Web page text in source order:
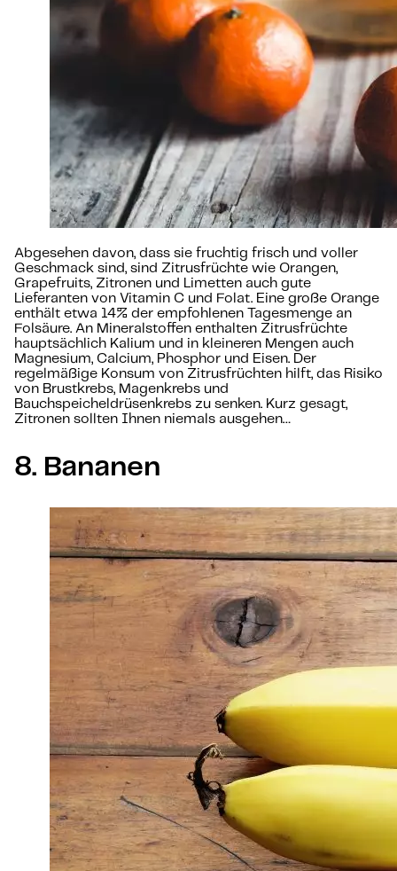
Abgesehen davon, dass sie fruchtig frisch und voller
Geschmack sind, sind Zitrusfrüchte wie Orangen,
Grapefruits, Zitronen und Limetten auch gute
Lieferanten von Vitamin C und Folat. Eine große Orange
enthält etwa 14% der empfohlenen Tagesmenge an
Folsäure. An Mineralstoffen enthalten Zitrusfrüchte
hauptsächlich Kalium und in kleineren Mengen auch
Magnesium, Calcium, Phosphor und Eisen. Der
regelmäßige Konsum von Zitrusfrüchten hilft, das Risiko
von Brustkrebs, Magenkrebs und
Bauchspeicheldrüsenkrebs zu senken. Kurz gesagt,
Zitronen sollten Ihnen niemals ausgehen…
8. Bananen